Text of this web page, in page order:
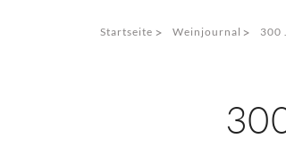
Startseite > Weinjournal > 300